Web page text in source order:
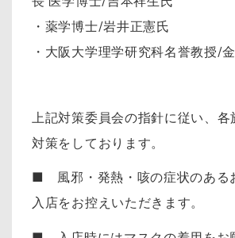
・薬学博士/岩井正憲氏
・大阪大学理学研究科名誉教授/
上記対策委員会の指針に従い、各
対策をしております。
■ 風邪・発熱・咳の症状のある
入店をお控えいただきます。